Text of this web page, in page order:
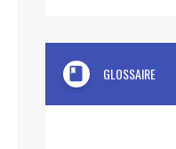
book GLOSSAIRE